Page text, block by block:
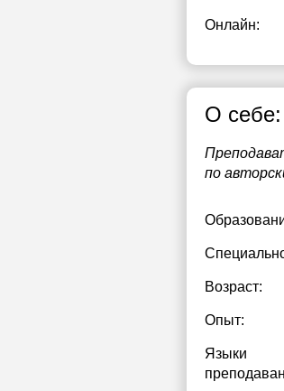
Онлайн:
О себе:
по
Возраст:
Опыт:
Языки